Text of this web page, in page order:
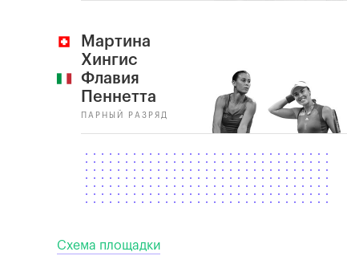
Мартина
Хингис
Флавия
Пеннетта
ПАРНЫЙ РАЗРЯД
Схема площадки